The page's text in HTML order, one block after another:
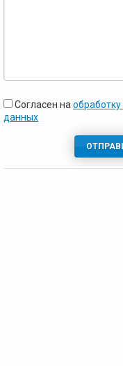
Согласен на
данных